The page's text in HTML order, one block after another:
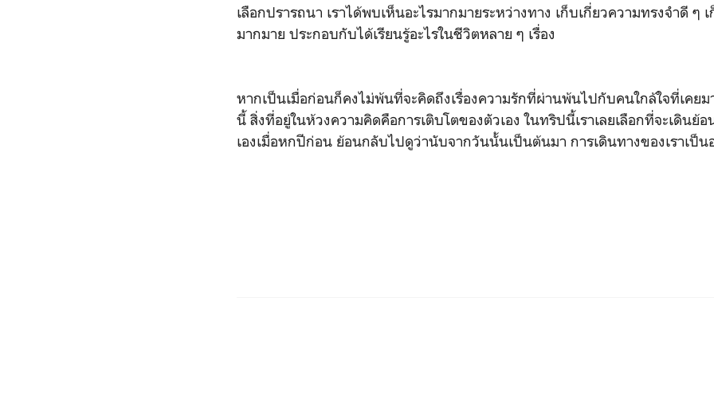
เลือกปรารถนา เราได้พบเห็นอะไรมากมายระหว่างทาง เก็บเกี่ยวความทรงจำดี ๆ เ
มากมาย ประกอบกับได้เรียนรู้อะไรในชีวิตหลาย ๆ เรื่อง
หากเป็นเมื่อก่อนก็คงไม่พ้นที่จะคิดถึงเรื่องความรักที่ผ่านพ้นไปกับคนใกล้ใจที่เคย
นี้ สิ่งที่อยู่ในห้วงความคิดคือการเติบโตของตัวเอง ในทริปนี้เราเลยเลือกที่จะเดินย้
เองเมื่อหกปีก่อน ย้อนกลับไปดูว่านับจากวันนั้นเป็นต้นมา การเดินทางของเราเป็น